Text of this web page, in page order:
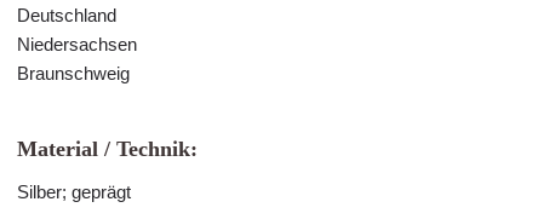
Deutschland
Niedersachsen
Braunschweig
Material / Technik:
Silber; geprägt